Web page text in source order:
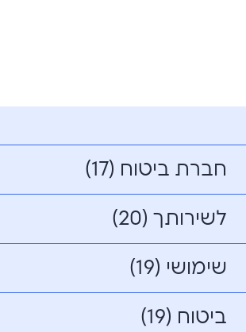
חברת ביטוח (17)
לשירותך (20)
שימושי (19)
ביטוח (19)